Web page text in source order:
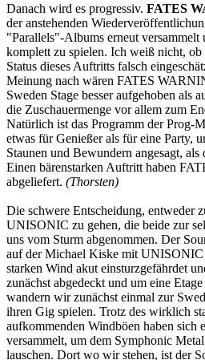
Danach wird es progressiv. FATES
der anstehenden
"Parallels"-Albums erneut versammelt
komplett zu spielen. Ich weiß nicht, ob
Status dieses Auftritts falsch
Meinung nach wären FATES
Sweden Stage besser aufgehoben als
die Zuschauermenge vor allem zum
Natürlich ist das Programm der Prog-
etwas für Genießer als für eine Party,
Staunen und Bewundern angesagt, als
Einen bärenstarken Auftritt haben
abgeliefert. (Thorsten)
Die schwere Entscheidung, entweder
UNISONIC zu gehen, die beide zur
uns vom Sturm abgenommen. Der
auf der Michael Kiske mit UNISONIC
starken Wind akut einsturzgefährdet
zunächst abgedeckt und um eine
wandern wir zunächst einmal zur
ihren Gig spielen. Trotz des wirklich
aufkommenden Windböen haben sich
versammelt, um dem Symphonic
lauschen. Dort wo wir stehen, ist der